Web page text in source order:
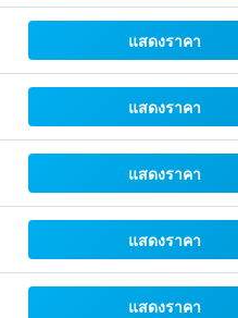
แสดงราคา
แสดงราคา
แสดงราคา
แสดงราคา
แสดงราคา